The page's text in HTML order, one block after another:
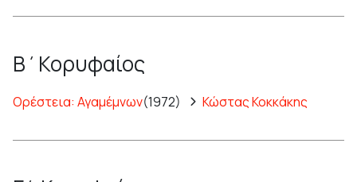
Β΄Κορυφαίος
Ορέστεια: Αγαμέμνων(1972) Κώστας Κοκκάκης